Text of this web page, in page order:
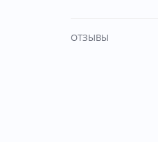
ОТЗЫВЫ